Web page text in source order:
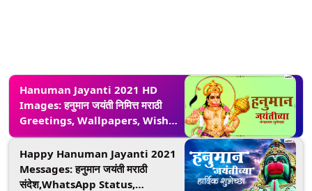
Hanuman Jayanti 2021 HD
Images: हनुमान जयंती निमित्त मराठी
Greetings, Wallpapers, Wishes
शेअर करुन साजरा करा बजरंगबलीचा
जन्मोत्सव!
Happy Hanuman Jayanti 2021
Messages: हनुमान जयंती मराठी
संदेश,WhatsApp Status,